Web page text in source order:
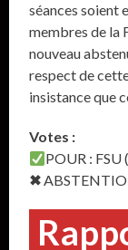
séances soient
membres de la
nouveau
respect de
insistance que
Votes :
POUR : FSU
✖